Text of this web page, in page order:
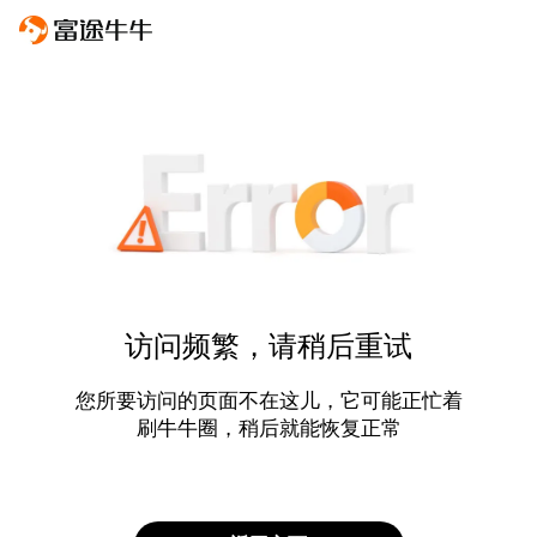
访问频繁，请稍后重试
您所要访问的页面不在这儿，它可能正忙着
刷牛牛圈，稍后就能恢复正常